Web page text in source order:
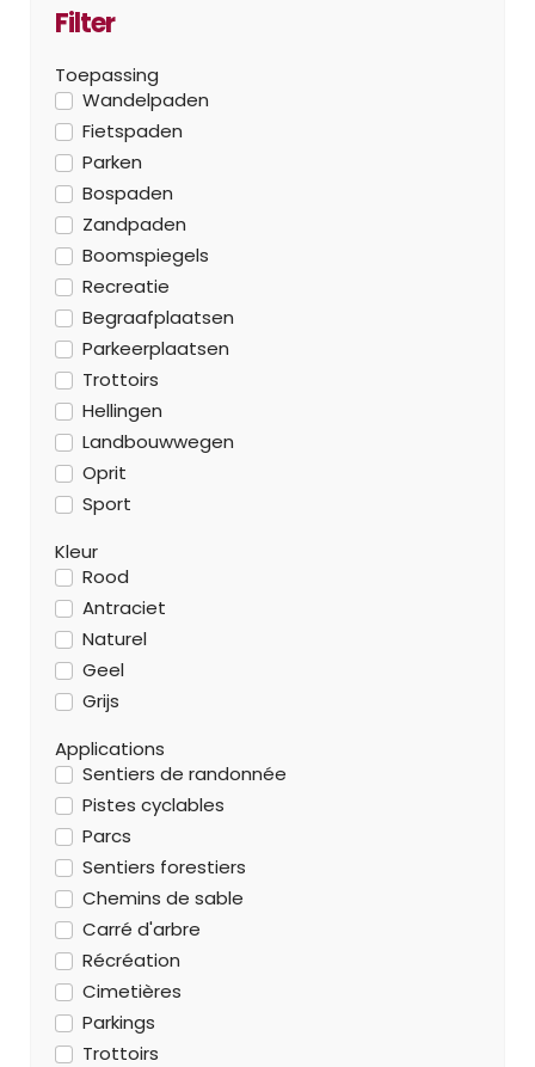
Filter
Toepassing
Wandelpaden
Fietspaden
Parken
Bospaden
Zandpaden
Boomspiegels
Recreatie
Begraafplaatsen
Parkeerplaatsen
Trottoirs
Hellingen
Landbouwwegen
Oprit
Sport
Kleur
Rood
Antraciet
Naturel
Geel
Grijs
Applications
Sentiers de randonnée
Pistes cyclables
Parcs
Sentiers forestiers
Chemins de sable
Carré d'arbre
Récréation
Cimetières
Parkings
Trottoirs